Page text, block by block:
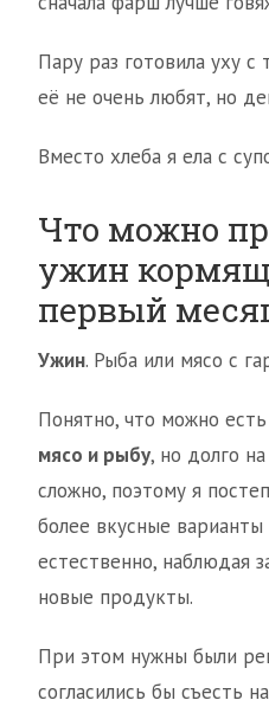
Пару раз готовила уху
её не очень любят, но
Вместо хлеба я ела с
Что можно
ужин
первый
Ужин. Рыба или мясо с
Понятно, что можно есть
мясо и рыбу, но долго
сложно, поэтому я
более вкусные
естественно, наблюдая
новые продукты.
При этом нужны были
согласились бы съесть